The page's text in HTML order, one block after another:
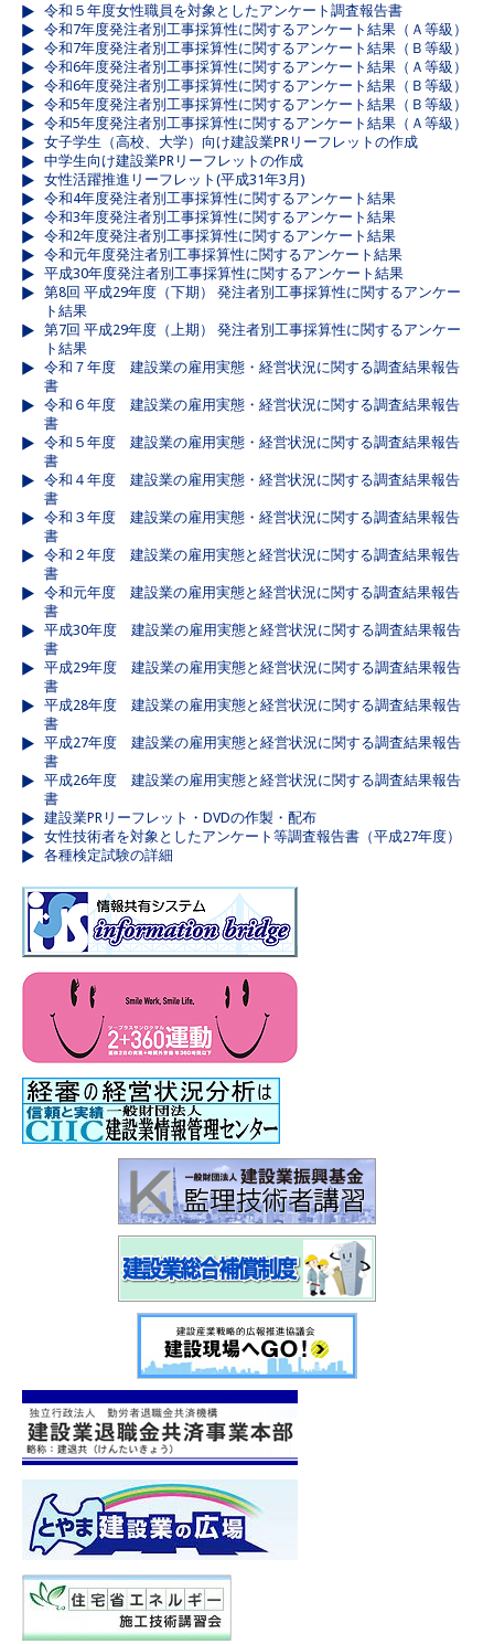
令和５年度女性職員を対象としたアンケート調査報告書
令和7年度発注者別工事採算性に関するアンケート結果（Ａ等級）
令和7年度発注者別工事採算性に関するアンケート結果（Ｂ等級）
令和6年度発注者別工事採算性に関するアンケート結果（Ａ等級）
令和6年度発注者別工事採算性に関するアンケート結果（Ｂ等級）
令和5年度発注者別工事採算性に関するアンケート結果（Ｂ等級）
令和5年度発注者別工事採算性に関するアンケート結果（Ａ等級）
女子学生（高校、大学）向け建設業PRリーフレットの作成
中学生向け建設業PRリーフレットの作成
女性活躍推進リーフレット(平成31年3月)
令和4年度発注者別工事採算性に関するアンケート結果
令和3年度発注者別工事採算性に関するアンケート結果
令和2年度発注者別工事採算性に関するアンケート結果
令和元年度発注者別工事採算性に関するアンケート結果
平成30年度発注者別工事採算性に関するアンケート結果
第8回 平成29年度（下期） 発注者別工事採算性に関するアンケー
ト結果
第7回 平成29年度（上期） 発注者別工事採算性に関するアンケー
ト結果
令和７年度 建設業の雇用実態・経営状況に関する調査結果報告
書
令和６年度 建設業の雇用実態・経営状況に関する調査結果報告
書
令和５年度 建設業の雇用実態・経営状況に関する調査結果報告
書
令和４年度 建設業の雇用実態・経営状況に関する調査結果報告
書
令和３年度 建設業の雇用実態・経営状況に関する調査結果報告
書
令和２年度 建設業の雇用実態と経営状況に関する調査結果報告
書
令和元年度 建設業の雇用実態と経営状況に関する調査結果報告
書
平成30年度 建設業の雇用実態と経営状況に関する調査結果報告
書
平成29年度 建設業の雇用実態と経営状況に関する調査結果報告
書
平成28年度 建設業の雇用実態と経営状況に関する調査結果報告
書
平成27年度 建設業の雇用実態と経営状況に関する調査結果報告
書
平成26年度 建設業の雇用実態と経営状況に関する調査結果報告
書
建設業PRリーフレット・DVDの作製・配布
女性技術者を対象としたアンケート等調査報告書（平成27年度）
各種検定試験の詳細